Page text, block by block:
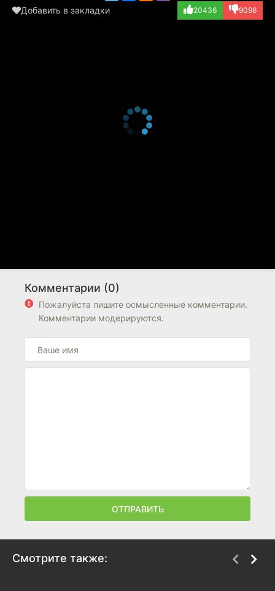
Добавить в закладки 20436 9096
Комментарии (0)
Пожалуйста пишите осмысленные комментарии.
Комментарии модерируются.
ОТПРАВИТЬ
Смотрите также: